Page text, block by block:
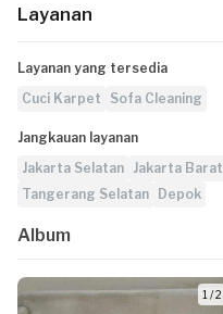
Layanan
Layanan yang tersedia
Cuci Karpet
Sofa Cleaning
Jangkauan layanan
Jakarta Selatan Jakarta Barat
Tangerang Selatan
Depok
Album
1 / 2